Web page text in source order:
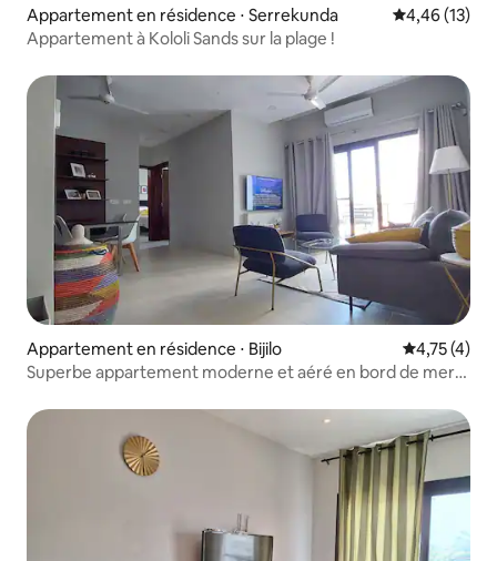
Appartement en résidence ⋅ Serrekunda Évaluation
4,46 (13)
Appartement à Kololi Sands sur la plage !
Appartement en résidence ⋅ Bijilo Évaluation
4,75 (4)
Superbe appartement moderne et aéré en bord de mer